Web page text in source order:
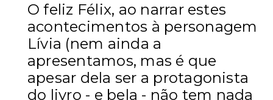
O feliz Félix, ao narrar estes
acontecimentos à personagem
Lívia (nem ainda a
apresentamos, mas é que
apesar dela ser a protagonista
do livro - e bela - não tem nada